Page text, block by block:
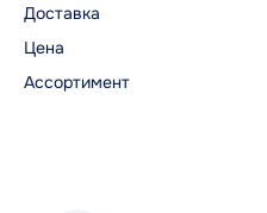
Доставка
Цена
Ассортимент